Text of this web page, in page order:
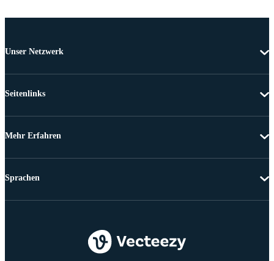
Unser Netzwerk
Seitenlinks
Mehr Erfahren
Sprachen